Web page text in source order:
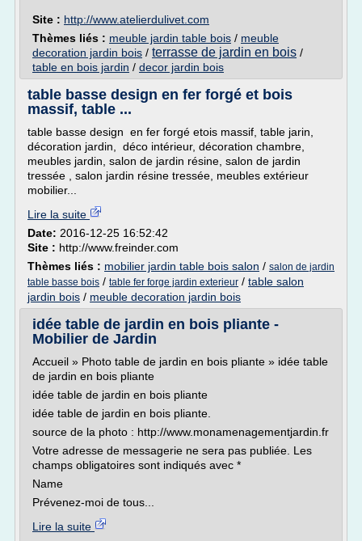
Site : http://www.atelierdulivet.com
Thèmes liés : meuble jardin table bois / meuble
decoration jardin bois / terrasse de jardin en bois /
table en bois jardin / decor jardin bois
table basse design en fer forgé et bois
massif, table ...
table basse design en fer forgé etois massif, table jarin,
décoration jardin, déco intérieur, décoration chambre,
meubles jardin, salon de jardin résine, salon de jardin
tressée , salon jardin résine tressée, meubles extérieur
mobilier...
Lire la suite
Date: 2016-12-25 16:52:42
Site : http://www.freinder.com
Thèmes liés : mobilier jardin table bois salon / salon de jardin
table basse bois / table fer forge jardin exterieur / table salon
jardin bois / meuble decoration jardin bois
idée table de jardin en bois pliante -
Mobilier de Jardin
Accueil » Photo table de jardin en bois pliante » idée table
de jardin en bois pliante
idée table de jardin en bois pliante
idée table de jardin en bois pliante.
source de la photo : http://www.monamenagementjardin.fr
Votre adresse de messagerie ne sera pas publiée. Les
champs obligatoires sont indiqués avec *
Name
Prévenez-moi de tous...
Lire la suite